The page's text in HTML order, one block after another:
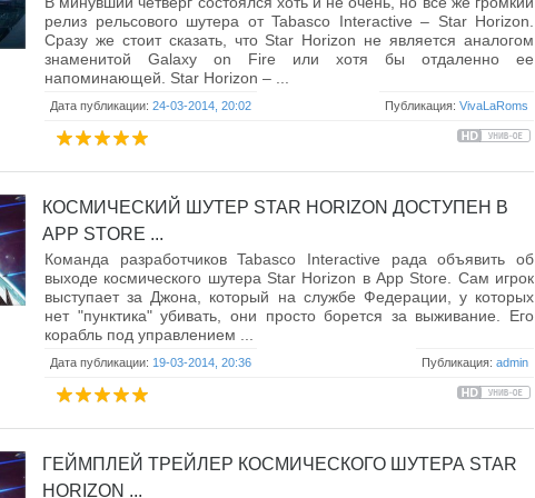
релиз рельсового шутера от Tabasco Interactive – Star Horizon.
Сразу же стоит сказать, что Star Horizon не является аналогом
знаменитой Galaxy on Fire или хотя бы отдаленно ее
напоминающей. Star Horizon – ...
Дата публикации: 24-03-2014, 20:02 Публикация: VivaLaRoms
КОСМИЧЕСКИЙ ШУТЕР STAR HORIZON ДОСТУПЕН В
APP STORE ...
Команда разработчиков Tabasco Interactive рада объявить об
выходе космического шутера Star Horizon в App Store. Сам игрок
выступает за Джона, который на службе Федерации, у которых
нет "пунктика" убивать, они просто борется за выживание. Его
корабль под управлением ...
Дата публикации: 19-03-2014, 20:36 Публикация: admin
ГЕЙМПЛЕЙ ТРЕЙЛЕР КОСМИЧЕСКОГО ШУТЕРА STAR
HORIZON ...